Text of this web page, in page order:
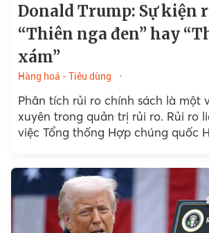
Donald Trump: Sự kiện
“Thiên nga đen” hay
xám”
Hàng hoá - Tiêu dùng
Phân tích rủi ro chính sách là một
xuyên trong quản trị rủi ro. Rủi ro
việc Tổng thống Hợp chúng quốc